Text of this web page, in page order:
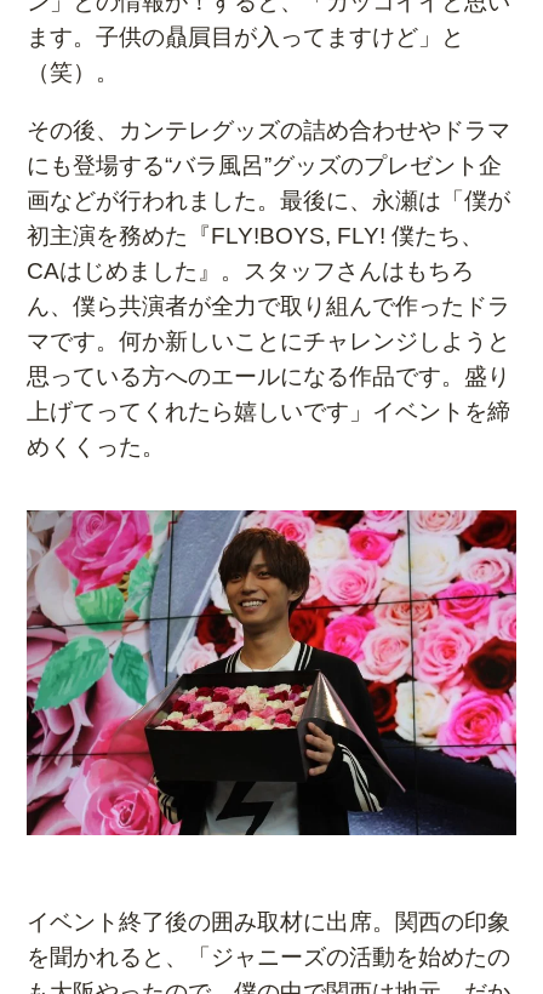
ます。子供の贔屓目が入ってますけど」と
（笑）。
その後、カンテレグッズの詰め合わせやドラマ
にも登場する“バラ風呂”グッズのプレゼント企
画などが行われました。最後に、永瀬は「僕が
初主演を務めた『FLY!BOYS, FLY! 僕たち、
CAはじめました』。スタッフさんはもちろ
ん、僕ら共演者が全力で取り組んで作ったドラ
マです。何か新しいことにチャレンジしようと
思っている方へのエールになる作品です。盛り
上げてってくれたら嬉しいです」イベントを締
めくくった。
イベント終了後の囲み取材に出席。関西の印象
を聞かれると、「ジャニーズの活動を始めたの